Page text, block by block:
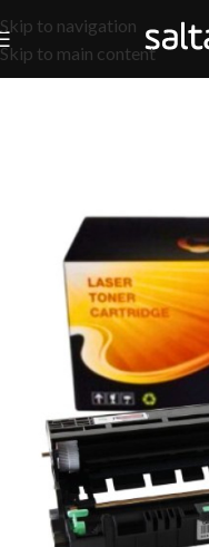
Skip to navigation
Skip to main content